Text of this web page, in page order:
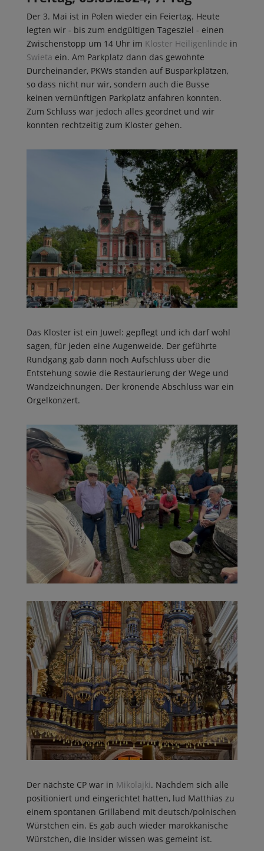
Der 3. Mai ist in Polen wieder ein Feiertag. Heute
legten wir - bis zum endgültigen Tagesziel - einen
Zwischenstopp um 14 Uhr im Kloster Heiligenlinde in
Swieta ein. Am Parkplatz dann das gewohnte
Durcheinander, PKWs standen auf Busparkplätzen,
so dass nicht nur wir, sondern auch die Busse
keinen vernünftigen Parkplatz anfahren konnten.
Zum Schluss war jedoch alles geordnet und wir
konnten rechtzeitig zum Kloster gehen.
Das Kloster ist ein Juwel: gepflegt und ich darf wohl
sagen, für jeden eine Augenweide. Der geführte
Rundgang gab dann noch Aufschluss über die
Entstehung sowie die Restaurierung der Wege und
Wandzeichnungen. Der krönende Abschluss war ein
Orgelkonzert.
Der nächste CP war in Mikolajki. Nachdem sich alle
positioniert und eingerichtet hatten, lud Matthias zu
einem spontanen Grillabend mit deutsch/polnischen
Würstchen ein. Es gab auch wieder marokkanische
Würstchen, die Insider wissen was gemeint ist.